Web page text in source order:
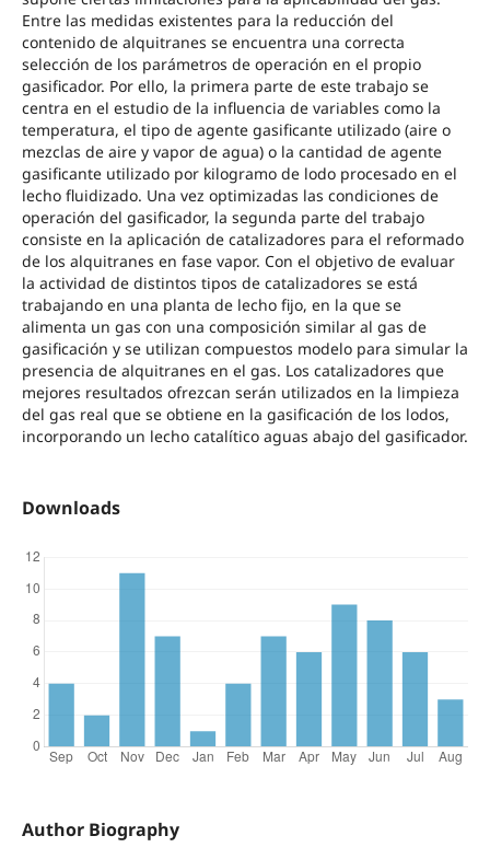
Entre las medidas existentes para la reducción del
contenido de alquitranes se encuentra una correcta
selección de los parámetros de operación en el propio
gasificador. Por ello, la primera parte de este trabajo se
centra en el estudio de la influencia de variables como la
temperatura, el tipo de agente gasificante utilizado (aire o
mezclas de aire y vapor de agua) o la cantidad de agente
gasificante utilizado por kilogramo de lodo procesado en el
lecho fluidizado. Una vez optimizadas las condiciones de
operación del gasificador, la segunda parte del trabajo
consiste en la aplicación de catalizadores para el reformado
de los alquitranes en fase vapor. Con el objetivo de evaluar
la actividad de distintos tipos de catalizadores se está
trabajando en una planta de lecho fijo, en la que se
alimenta un gas con una composición similar al gas de
gasificación y se utilizan compuestos modelo para simular la
presencia de alquitranes en el gas. Los catalizadores que
mejores resultados ofrezcan serán utilizados en la limpieza
del gas real que se obtiene en la gasificación de los lodos,
incorporando un lecho catalítico aguas abajo del gasificador.
Downloads
Author Biography